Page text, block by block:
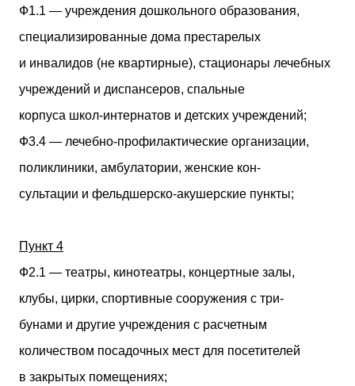
Ф1.1 — учреждения дошкольного образования,
специализированные дома престарелых
и инвалидов (не квартирные), стационары лечебных
учреждений и диспансеров, спальные
корпуса школ-интернатов и детских учреждений;
Ф3.4 — лечебно-профилактические организации,
поликлиники, амбулатории, женские кон-
сультации и фельдшерско-акушерские пункты;
Пункт 4
Ф2.1 — театры, кинотеатры, концертные залы,
клубы, цирки, спортивные сооружения с три-
бунами и другие учреждения с расчетным
количеством посадочных мест для посетителей
в закрытых помещениях;